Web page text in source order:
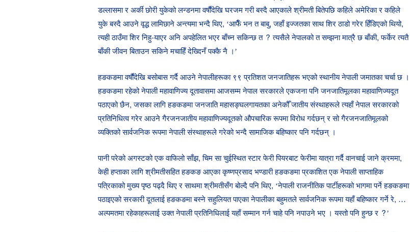
डल्लासमा र अर्की छोरी युकेको लन्डनमा वर्षौंदेखि घरजम गरी बस्दै आएकाले श्रीमती बितेपछि कहिले अमेरिका र कहिले
युके बस्दै आउने वृद्ध लामिछाने अन्त्यमा भन्दै थिए, ‘आफैँ भन त बाबु, जहाँ इज्जतका साथ शिर ठाडो गरेर हिँडिएको थियो,
त्यही ठाउँमा शिर निहु-याएर अनि अपहेलित भएर बाँच्न सकिन्छ त ? त्यसैले नेपालको त सम्झना मात्रै छ बाँकी, फर्केर त्यतै
बाँकी जीवन बिताउन सकिने मचाहिँ देख्दिनँ पक्कै नै ।’
हङकङमा वर्षौंदेखि बसोबास गर्दै आउने नेपालीहरूका ९९ प्रतिशत जनजातिहरू भएको स्थानीय नेपाली जमातका चर्चा छ ।
हङकङमा रहेको नेपाली महावाणिज्य दूतावासमा आजसम्म नेपाल सरकारले एकजना पनि जनजातिमूलका महावाणिज्यदूत
पठाएको छैन, जसका लागि हङकङमा जनजाति महासङ्घलगायतका अनेकौँ जातीय संस्थाहरूले त्यहाँ नेपाल सरकारको
प्रतिनिधित्व गरेर आउने गैरजनजातीय महावाणिज्यदूतको औपचारिक रूपमा विरोध गर्दछन् र सो गैरजनजातिमूलको
व्यक्तिको सार्वजनिक रूपमा नेपाली संस्थाहरूले गरेको भन्दै सामाजिक बहिष्कार पनि गर्दछन् ।
पानी परेको अगस्टको एक वाफिलो साँझ, चिम सा चुईस्थित स्टार फेरी पियरबाट फेरीमा यात्रा गर्दै वानचाई जाने क्रममा,
केही हप्ताका लागि श्रीमतीसहित हङकङ आएका कृष्णप्रसाद भण्डारी हङकङमा प्रकाशित एक नेपाली साप्ताहिक
पत्रिकाको मुख्य पृष्ठ पढ्दै थिए र साथमा श्रीमतीसँग बोल्दै पनि थिए, ‘नेपाली राजनीतिक पार्टीहरूको भागमा पर्ने हङकङमा
पठाइएको सरकारी दूतलाई हङकङमा बस्ने सहुलियत पाएका नेपालीका बहुमतले सार्वजनिक रूपमा यहाँ बहिष्कार गर्ने रे, …
अल्पमतमा रहेकाहरूलाई उक्त नेपाली प्रतिनिधिलाई यहाँ सम्मान गर्न चाहे पनि नपाउने भए । यस्तो पनि हुन्छ र ?’